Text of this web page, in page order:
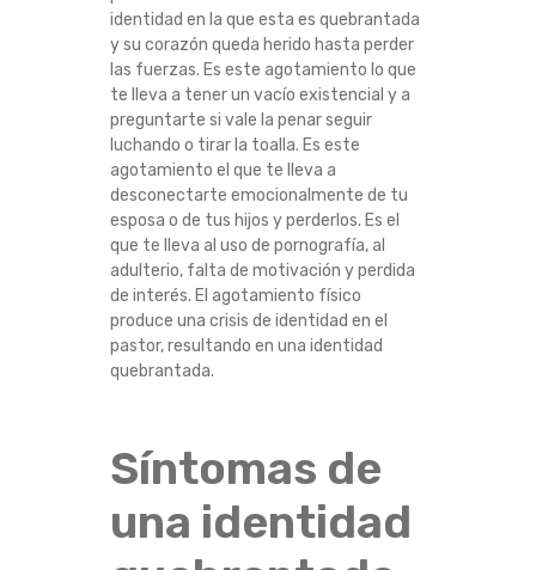
identidad en la que esta es quebrantada
y su corazón queda herido hasta perder
las fuerzas. Es este agotamiento lo que
te lleva a tener un vacío existencial y a
preguntarte si vale la penar seguir
luchando o tirar la toalla. Es este
agotamiento el que te lleva a
desconectarte emocionalmente de tu
esposa o de tus hijos y perderlos. Es el
que te lleva al uso de pornografía, al
adulterio, falta de motivación y perdida
de interés. El agotamiento físico
produce una crisis de identidad en el
pastor, resultando en una identidad
quebrantada.
Síntomas de
una identidad